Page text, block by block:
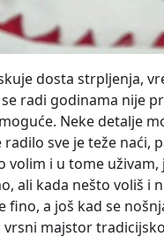
dosta strpljenja,
radi godinama nije
Neke detalje
sve je teže naći,
volim i u tome
ali kada nešto voliš i
fino, a još kad se
majstor